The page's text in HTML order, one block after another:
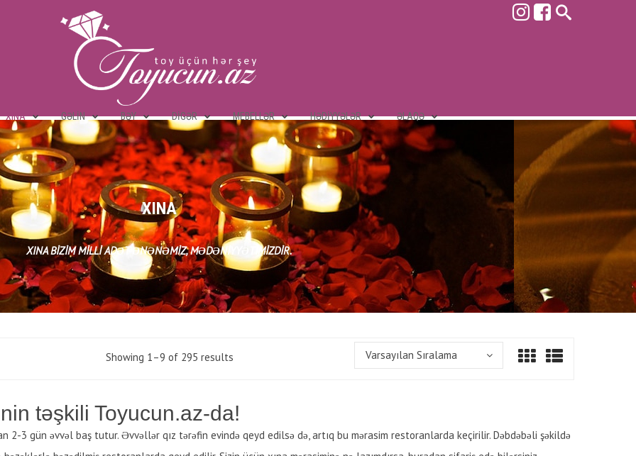
XINA GƏLIN BƏY DIGƏR MEBELLƏR HƏDIYYƏLƏR ƏLAQƏ
XINA
XINA BIZIM MILLI ADƏT-ƏNƏNƏMIZ, MƏDƏNIYYƏTIMIZDIR.
Showing 1–9 of 295 results Varsayılan Sıralama
təşkili Toyucun.az-da!
2-3 gün əvvəl baş tutur. Əvvəllər qız tərəfin evində qeyd edilsə də, artıq bu mərasim restoranlarda keçirilir. Dəbdəbəli şəkildə